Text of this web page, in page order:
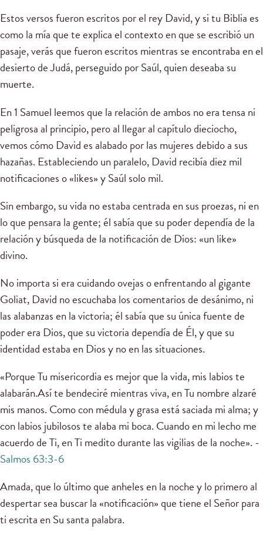
Estos versos fueron escritos por el rey David, y si tu Biblia es
como la mía que te explica el contexto en que se escribió un
pasaje, verás que fueron escritos mientras se encontraba en el
desierto de Judá, perseguido por Saúl, quien deseaba su
muerte.
En 1 Samuel leemos que la relación de ambos no era tensa ni
peligrosa al principio, pero al llegar al capítulo dieciocho,
vemos cómo David es alabado por las mujeres debido a sus
hazañas. Estableciendo un paralelo, David recibía diez mil
notificaciones o «likes» y Saúl solo mil.
Sin embargo, su vida no estaba centrada en sus proezas, ni en
lo que pensara la gente; él sabía que su poder dependía de la
relación y búsqueda de la notificación de Dios: «un like»
divino.
No importa si era cuidando ovejas o enfrentando al gigante
Goliat, David no escuchaba los comentarios de desánimo, ni
las alabanzas en la victoria; él sabía que su única fuente de
poder era Dios, que su victoria dependía de Él, y que su
identidad estaba en Dios y no en las situaciones.
«Porque Tu misericordia es mejor que la vida, mis labios te
alabarán.Así te bendeciré mientras viva, en Tu nombre alzaré
mis manos. Como con médula y grasa está saciada mi alma; y
con labios jubilosos te alaba mi boca. Cuando en mi lecho me
acuerdo de Ti, en Ti medito durante las vigilias de la noche». -
Salmos 63:3-6
Amada, que lo último que anheles en la noche y lo primero al
despertar sea buscar la «notificación» que tiene el Señor para
ti escrita en Su santa palabra.